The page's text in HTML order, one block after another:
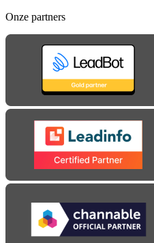
Onze partners